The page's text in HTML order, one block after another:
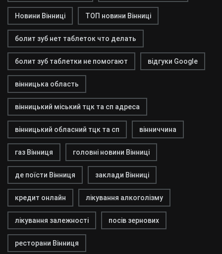
Новини Вінниці ТОП новини Вінниці
болит зуб нет таблеток что делать
болит зуб таблетки не помогают відгуки Google
вінницька область
вінницький міський тцк та сп адреса
вінницький обласний тцк та сп вінниччина
газ Вінниця головні новини Вінниці
де поїсти Вінниця заклади Вінниці
кредит онлайн лікування алкоголізму
лікування залежності посів зернових
ресторани Вінниця